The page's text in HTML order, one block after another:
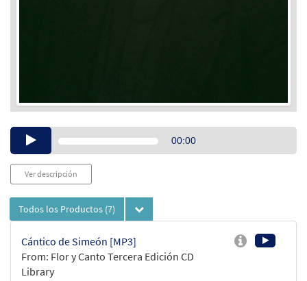
Audio00:00
Ver descripción
Todos los Productos (7)
Cántico de Simeón [MP3]
From: Flor y Canto Tercera Edición CD
Library